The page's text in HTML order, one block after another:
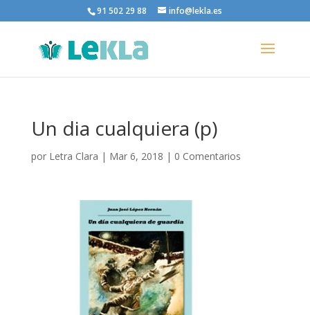
91 502 29 88 info@lekla.es
Un dia cualquiera (p)
por Letra Clara | Mar 6, 2018 | 0 Comentarios